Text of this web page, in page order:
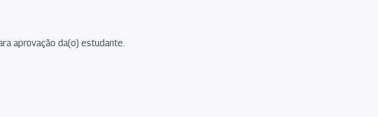
aprovação da(o) estudante.